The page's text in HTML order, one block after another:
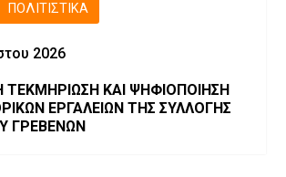
ΠΟΛΙΤΙΣΤΙΚΆ
2026
ΚΑΙ ΨΗΦΙΟΠΟΙΗΣΗ
ΕΡΓΑΛΕΙΩΝ ΤΗΣ ΣΥΛΛΟΓΗΣ
ΓΡΕΒΕΝΩΝ